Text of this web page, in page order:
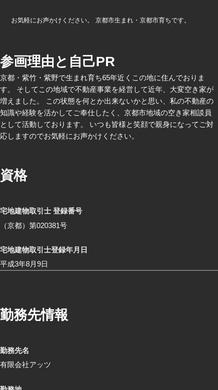
お気軽にお声かけください。 京都市生まれ・京都市育ちです。
参画理由と自己PR
京都・紫竹・紫野で生まれ育ち65年近くこの地に住んでおりま
す。 そしてこの地域で不動産事業を経営して近年、大変空き家が
増えました。 この状態を何とか出来ないかと思い、私の不動産の
知識や経験を活かしてご奉仕したく、京都市地域の空き家相談員
として活動しております。 いつも皆様と笑顔で親身になってご対
応しますのでお気軽にお声かけください。
資格
宅地建物取引士 登録番号
（京都）第020381号
宅地建物取引士登録年月日
平成3年8月9日
勤務先情報
勤務先名
有限会社アッツ